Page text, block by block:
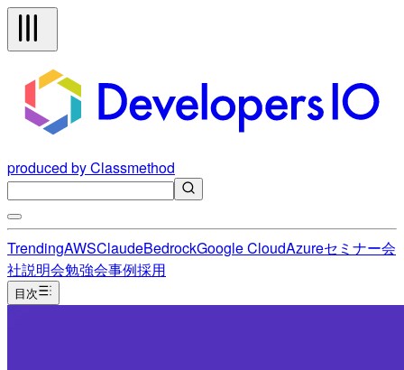
produced by Classmethod
TrendingAWSClaudeBedrockGoogle CloudAzureセミナー会
社説明会勉強会事例採用
目次